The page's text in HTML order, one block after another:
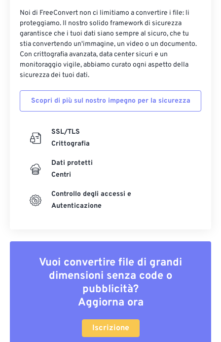
Noi di FreeConvert non ci limitiamo a convertire i file: li
proteggiamo. Il nostro solido framework di sicurezza
garantisce che i tuoi dati siano sempre al sicuro, che tu
stia convertendo un'immagine, un video o un documento.
Con crittografia avanzata, data center sicuri e un
monitoraggio vigile, abbiamo curato ogni aspetto della
sicurezza dei tuoi dati.
Scopri di più sul nostro impegno per la sicurezza
SSL/TLS
Crittografia
Dati protetti
Centri
Controllo degli accessi e
Autenticazione
Vuoi convertire file di grandi
dimensioni senza code o
pubblicità?
Aggiorna ora
Iscrizione